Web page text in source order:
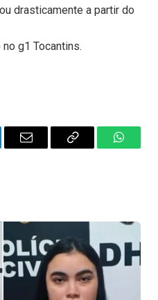
drasticamente a partir do
g1 Tocantins.
Email
Copy